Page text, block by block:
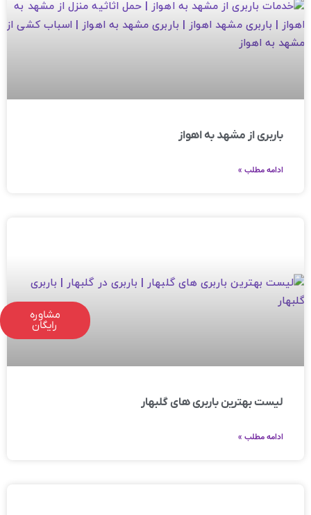
باربری از مشهد به اهواز
ادامه مطلب »
لیست بهترین باربری های گلبهار
ادامه مطلب »
مشاوره
رایگان